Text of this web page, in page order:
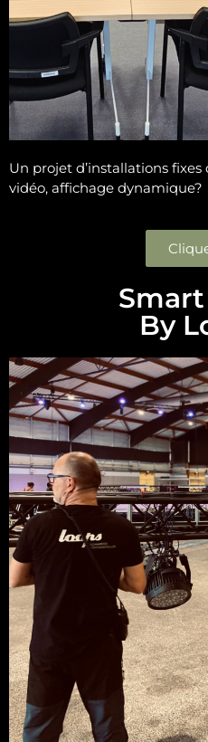
Un projet d’installations
vidéo, affichage dynamique?
By